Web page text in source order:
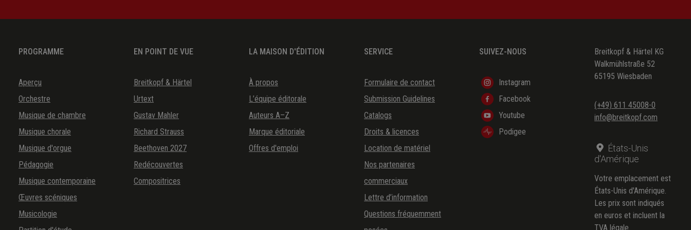
PROGRAMME
Aperçu
Orchestre
Musique de chambre
Musique chorale
Musique d'orgue
Pédagogie
Musique contemporaine
Œuvres scéniques
Musicologie
EN POINT DE VUE
Breitkopf & Härtel
Urtext
Gustav Mahler
Richard Strauss
Beethoven 2027
Redécouvertes
Compositrices
LA MAISON D'ÉDITION
À propos
L’équipe éditorale
Auteurs A–Z
Marque éditoriale
Offres d'emploi
SERVICE
Formulaire de contact
Submission Guidelines
Catalogs
Droits & licences
Location de matériel
Nos partenaires
commerciaux
Lettre d’information
Questions fréquemment
SUIVEZ-NOUS
Instagram
Facebook
Youtube
Podigee
Breitkopf & Härtel KG
Walkmühlstraße 52
65195 Wiesbaden
(+49) 611 45008-0
info@breitkopf.com
États-Unis
d'Amérique
Votre emplacement est
États-Unis d'Amérique.
Les prix sont indiqués
en euros et incluent la
TVA légale.